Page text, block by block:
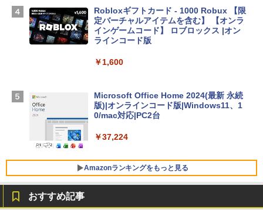
ームカメラ、日本語キーボード、Touch I
D - ミッドナイト
￥314,800
￥129,800
Core i5/16GB/SSD 512GB/ホワイト) FM
VWK3E15W_AZ
Robloxギフトカード - 1000 Robux 【限
定バーチャルアイテムを含む】 【オンラ
インゲームコード】 ロブロックス |オン
ラインコード版
￥1,600
Microsoft Office Home 2024(最新 永続
版)|オンラインコード版|Windows11、1
0/mac対応|PC2台
￥37,224
Amazonランキングをもっと見る
おすすめ記事